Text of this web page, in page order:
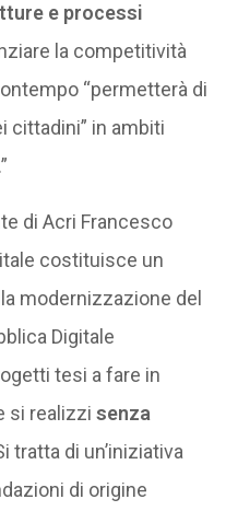
e processi
la competitività
“permetterà di
cittadini” in ambiti
di Acri Francesco
costituisce un
modernizzazione del
Digitale
tesi a fare in
si realizzi senza
tratta di un’iniziativa
di origine